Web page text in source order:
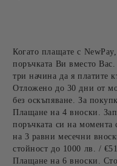
Когато плащате с
поръчката Ви вместо Вас.
три начина да я платите
Отложено до 30 дни от
без оскъпяване. За
Плащане на 4 вноски.
поръчката си на момента
на 3 равни месечни
стойност до 1000 лв. /
Плащане на 6 вноски.